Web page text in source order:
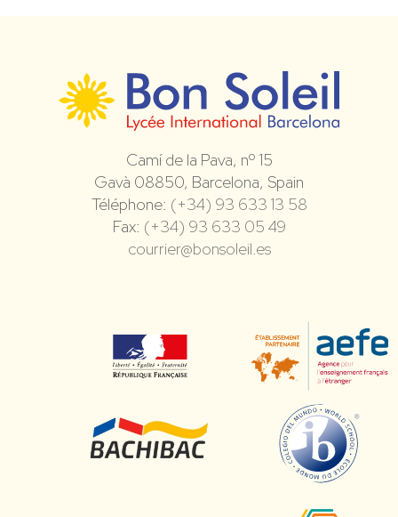
Camí de la Pava, nº 15
Gavà 08850, Barcelona, Spain
Téléphone: (+34) 93 633 13 58
Fax: (+34) 93 633 05 49
courrier@bonsoleil.es